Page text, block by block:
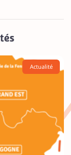
Actualité